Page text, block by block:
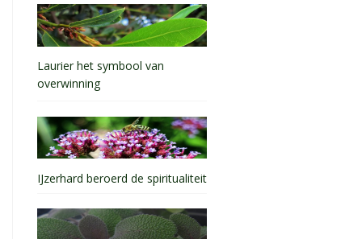
Laurier het symbool van
overwinning
IJzerhard beroerd de spiritualiteit